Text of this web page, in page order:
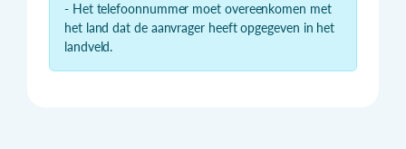
- Het telefoonnummer moet overeenkomen met
het land dat de aanvrager heeft opgegeven in het
landveld.